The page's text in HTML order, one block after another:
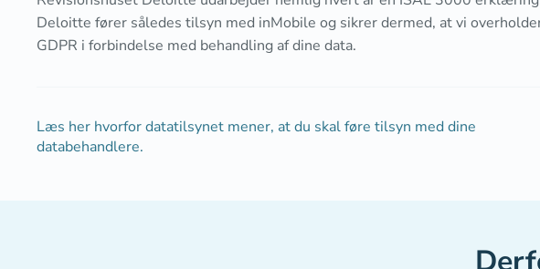
Deloitte fører således tilsyn med inMobile og sikrer dermed, at vi
GDPR i forbindelse med behandling af dine data.
Læs her hvorfor datatilsynet mener, at du skal føre tilsyn med dine
databehandlere.